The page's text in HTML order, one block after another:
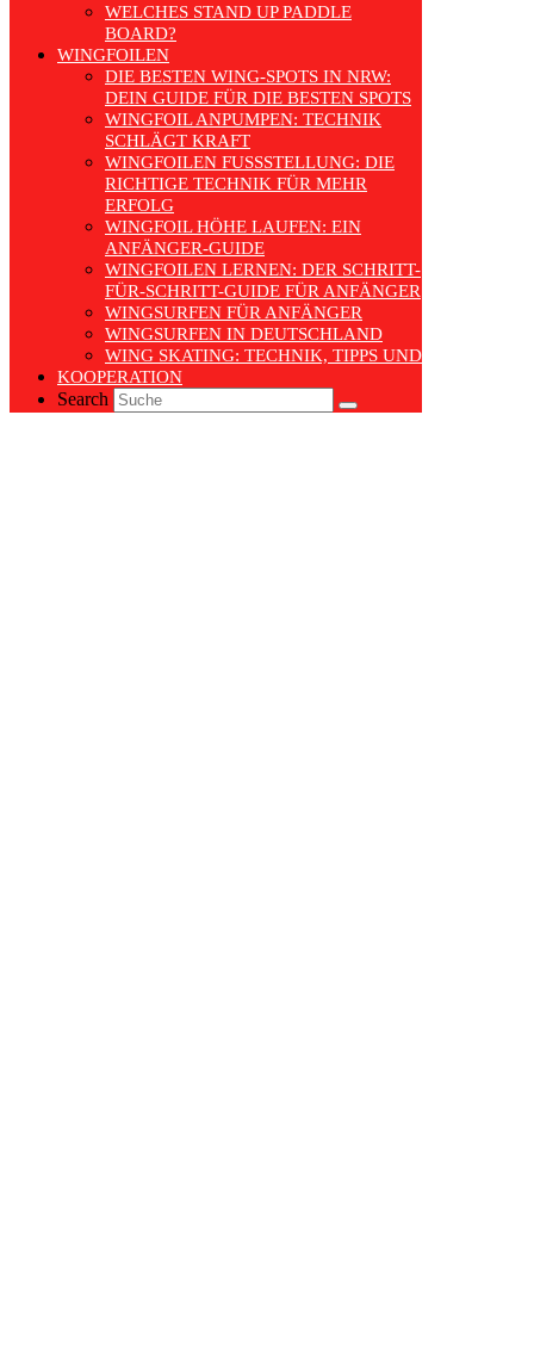
WELCHES STAND UP PADDLE
BOARD?
WINGFOILEN
DIE BESTEN WING-SPOTS IN NRW:
DEIN GUIDE FÜR DIE BESTEN SPOTS
WINGFOIL ANPUMPEN: TECHNIK
SCHLÄGT KRAFT
WINGFOILEN FUSSSTELLUNG: DIE R
ICHTIGE TECHNIK FÜR MEHR E
RFOLG
WINGFOIL HÖHE LAUFEN: EIN
ANFÄNGER-GUIDE
WINGFOILEN LERNEN: DER SCHRITT-
FÜR-SCHRITT-GUIDE FÜR ANFÄNGER
WINGSURFEN FÜR ANFÄNGER
WINGSURFEN IN DEUTSCHLAND
WING SKATING: TECHNIK, TIPPS UND TRENDS
KOOPERATION
Search